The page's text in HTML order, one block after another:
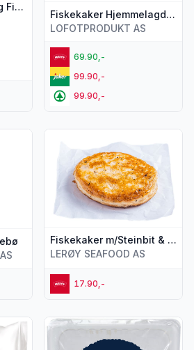
Fiskekaker 65% 500g Fiskemannen
Fiskekaker Hjemmelagde 450g Lofoten
LOFOTPRODUKT AS
69.90,-
99.90,-
99.90,-
"Fiskekaker 500g Østebø"
Fiskekaker m/Steinbit & Hvitløk pr stykk
LERØY SEAFOOD AS
17.90,-
"Fiskekaker 800g Lofoten"
Vis flere detaljer for